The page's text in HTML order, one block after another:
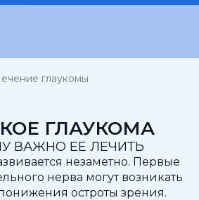
глаукомы
ГЛАУКОМА
ВАЖНО ЕЕ ЛЕЧИТЬ
незаметно. Первые
нерва могут возникать
остроты зрения.